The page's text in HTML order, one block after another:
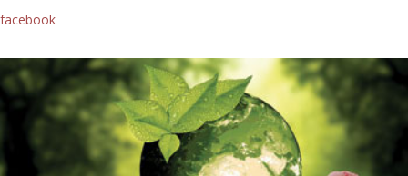
facebook